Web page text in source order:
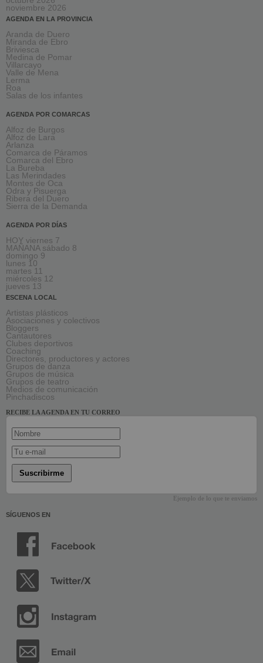
noviembre 2026
AGENDA EN LA PROVINCIA
Aranda de Duero
Miranda de Ebro
Briviesca
Medina de Pomar
Villarcayo
Valle de Mena
Lerma
Roa
Salas de los infantes
AGENDA POR COMARCAS
Alfoz de Burgos
Alfoz de Lara
Arlanza
Comarca de Páramos
Comarca del Ebro
La Bureba
Las Merindades
Montes de Oca
Odra y Pisuerga
Ribera del Duero
Sierra de la Demanda
AGENDA POR DÍAS
HOY viernes 7
MAÑANA sábado 8
domingo 9
lunes 10
martes 11
miércoles 12
jueves 13
ESCENA LOCAL
Artistas plásticos
Asociaciones y colectivos
Bloggers
Cantautores
Clubes deportivos
Coaching
Directores, productores y actores
Grupos de danza
Grupos de música
Grupos de teatro
Medios de comunicación
Pinchadiscos
RECIBE LA AGENDA EN TU CORREO
Suscribirme
Ejemplo de lo que te enviamos
SÍGUENOS EN